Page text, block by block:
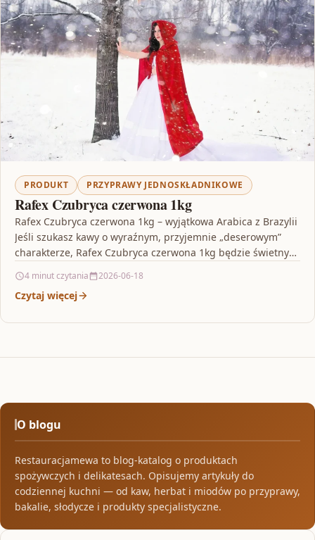
PRODUKT PRZYPRAWY JEDNOSKŁADNIKOWE
Rafex Czubryca czerwona 1kg
Rafex Czubryca czerwona 1kg – wyjątkowa Arabica z Brazylii
Jeśli szukasz kawy o wyraźnym, przyjemnie „deserowym”
charakterze, Rafex Czubryca czerwona 1kg będzie świetnym
4 minut czytania 2026-06-18
Czytaj więcej
O blogu
Restauracjamewa to blog-katalog o produktach
spożywczych i delikatesach. Opisujemy artykuły do
codziennej kuchni — od kaw, herbat i miodów po przyprawy,
bakalie, słodycze i produkty specjalistyczne.